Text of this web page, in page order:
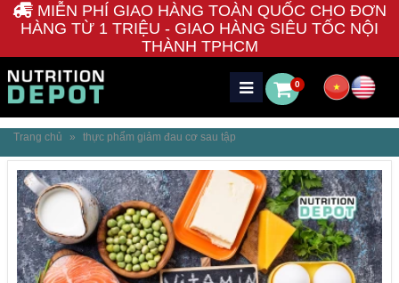
MIỄN PHÍ GIAO HÀNG TOÀN QUỐC CHO ĐƠN
HÀNG TỪ 1 TRIỆU - GIAO HÀNG SIÊU TỐC NỘI
THÀNH TPHCM
0
Trang chủ » thực phẩm giảm đau cơ sau tập